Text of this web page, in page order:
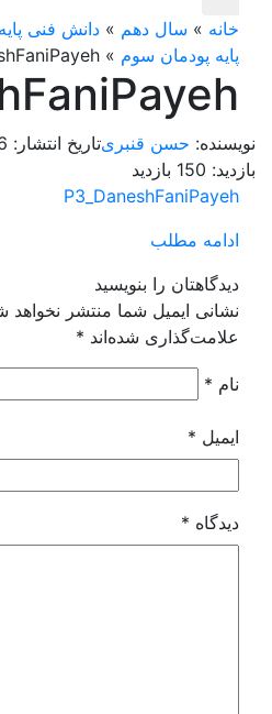
»سال دهم» دانش فنی پایه»
پودمان سوم»
حسن قنبری تاریخ انتشار:26 آذر 1397
150 بازدید
مطلب
را بنویسید
ایمیل شما منتشر نخواهد شد.
شده‌اند*
*
*